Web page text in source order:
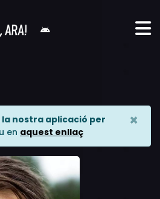
nostra aplicació per
en aquest enllaç
×